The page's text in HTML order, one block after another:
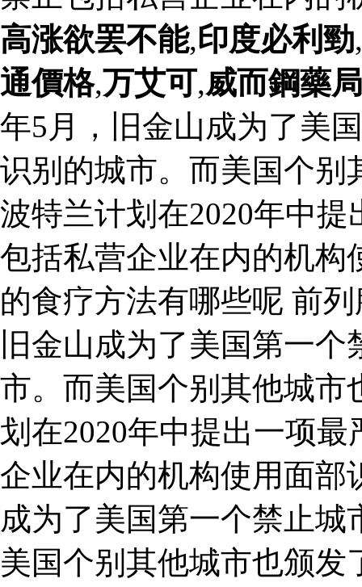
高涨欲罢不能,印度必利勁,
通價格,万艾可,威而鋼藥局
年5月，旧金山成为了美
识别的城市。而美国个别
波特兰计划在2020年中
包括私营企业在内的机构
的食疗方法有哪些呢 前
旧金山成为了美国第一
市。而美国个别其他城市
划在2020年中提出一项
企业在内的机构使用面部
成为了美国第一个禁止
美国个别其他城市也颁